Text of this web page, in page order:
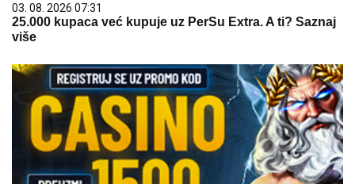
03. 08. 2026 07:31
25.000 kupaca već kupuje uz PerSu Extra. A ti? Saznaj
više